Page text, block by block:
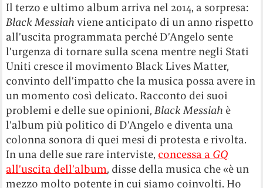
Il terzo e ultimo album arriva nel 2014, a sorpresa:
Black Messiahviene anticipato di un anno rispetto
all’uscita programmata perché D’Angelo sente
l’urgenza di tornare sulla scena mentre negli Stati
Uniti cresce il movimento Black Lives Matter,
convinto dell’impatto che la musica possa avere in
un momento così delicato. Racconto dei suoi
problemi e delle sue opinioni,Black Messiah è
l’album più politico di D’Angelo e diventa una
colonna sonora di quei mesi di protesta e rivolta.
In una delle sue rare interviste, concessa a GQ
all’uscita dell’album, disse della musica che «è un
mezzo molto potente in cui siamo coinvolti. Ho